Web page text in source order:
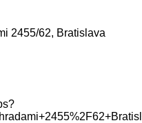
2455/62, Bratislava